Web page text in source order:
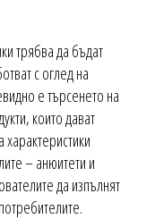
трябва да бъдат
с оглед на
е търсенето на
които дават
– анюитети и
да изпълнят